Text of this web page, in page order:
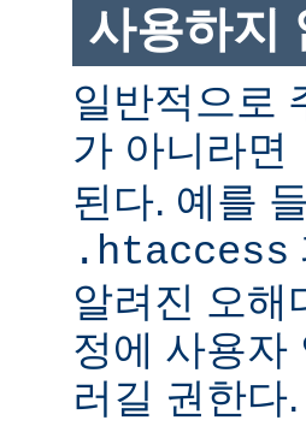
사용하지
일반적으로
가 아니라면
된다. 예를
.htaccess
알려진 오해
정에 사용자
러길 권한다.